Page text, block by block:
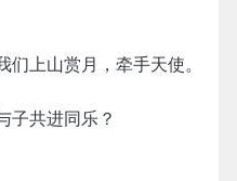
上山赏月，牵手天使。
子共进同乐？